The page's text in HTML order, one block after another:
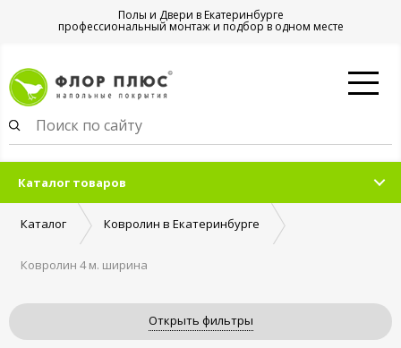
Полы и Двери в Екатеринбурге
профессиональный монтаж и подбор в одном месте
Каталог товаров
Каталог Ковролин в Екатеринбурге
Ковролин 4 м. ширина
Открыть фильтры